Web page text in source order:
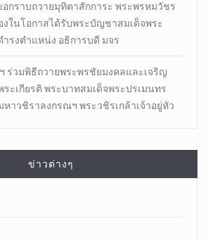
กราบถวายมุทิตาสักการะ พระพรหมวัชร
งในโอกาสได้รับพระบัญชาสมเด็จพระ
รงตำแหน่ง อธิการบดี มจร
ร่วมพิธีถวายพระพรชัยมงคลและเจริญ
ะเกียรติ พระบาทสมเด็จพระปรเมนทร
าวชิราลงกรณฯ พระวชิรเกล้าเจ้าอยู่หัว
ข่าวต่างๆ